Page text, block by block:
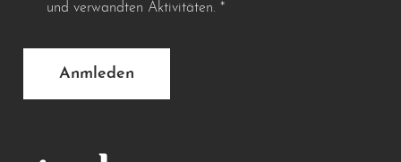
und verwandten Aktivitäten.*
Anmleden